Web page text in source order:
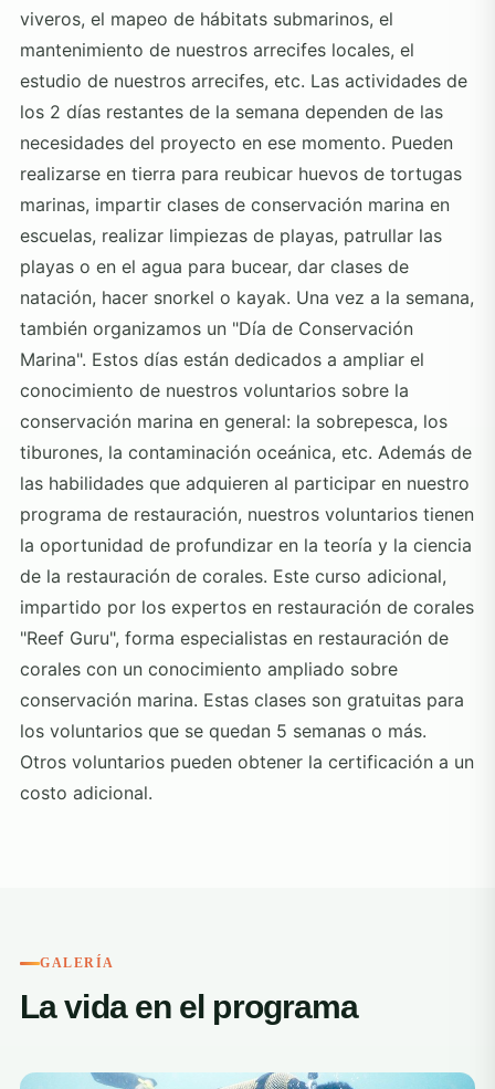
viveros, el mapeo de hábitats submarinos, el
mantenimiento de nuestros arrecifes locales, el
estudio de nuestros arrecifes, etc. Las actividades de
los 2 días restantes de la semana dependen de las
necesidades del proyecto en ese momento. Pueden
realizarse en tierra para reubicar huevos de tortugas
marinas, impartir clases de conservación marina en
escuelas, realizar limpiezas de playas, patrullar las
playas o en el agua para bucear, dar clases de
natación, hacer snorkel o kayak. Una vez a la semana,
también organizamos un "Día de Conservación
Marina". Estos días están dedicados a ampliar el
conocimiento de nuestros voluntarios sobre la
conservación marina en general: la sobrepesca, los
tiburones, la contaminación oceánica, etc. Además de
las habilidades que adquieren al participar en nuestro
programa de restauración, nuestros voluntarios tienen
la oportunidad de profundizar en la teoría y la ciencia
de la restauración de corales. Este curso adicional,
impartido por los expertos en restauración de corales
"Reef Guru", forma especialistas en restauración de
corales con un conocimiento ampliado sobre
conservación marina. Estas clases son gratuitas para
los voluntarios que se quedan 5 semanas o más.
Otros voluntarios pueden obtener la certificación a un
costo adicional.
GALERÍA
La vida en el programa